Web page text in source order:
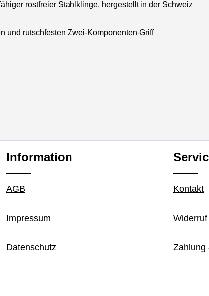
rostfreier Stahlklinge, hergestellt in der Schweiz
und rutschfesten Zwei-Komponenten-Griff
Information
AGB
Impressum
Datenschutz
Kontakt
Widerruf
Zahlung